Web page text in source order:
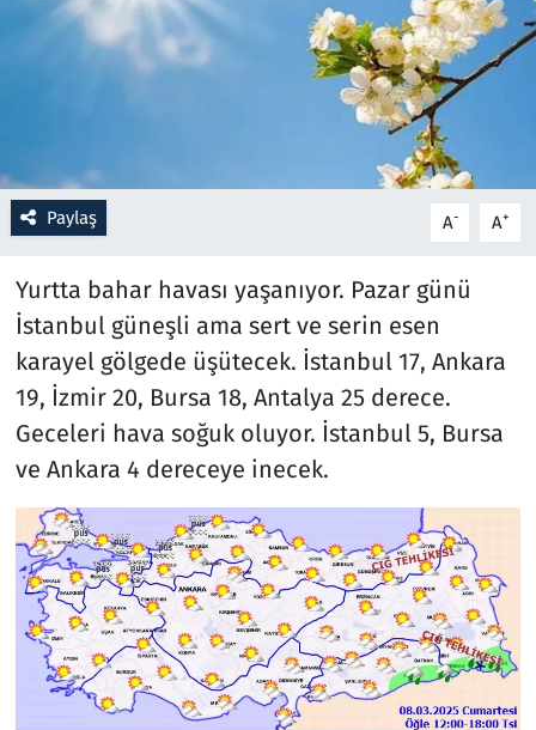
Paylaş A- A+
Yurtta bahar havası yaşanıyor. Pazar günü
İstanbul güneşli ama sert ve serin esen
karayel gölgede üşütecek. İstanbul 17, Ankara
19, İzmir 20, Bursa 18, Antalya 25 derece.
Geceleri hava soğuk oluyor. İstanbul 5, Bursa
ve Ankara 4 dereceye inecek.
Rüya Tabirleri
Savunma Sanayi
Seçim 2023
Spor
Teknoloji ve Bilim
Televizyon